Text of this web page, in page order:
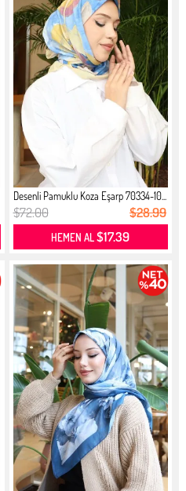
Desenli Pamuklu Koza Eşarp 70334-10...
$72.00 $28.99
HEMEN AL$17.39